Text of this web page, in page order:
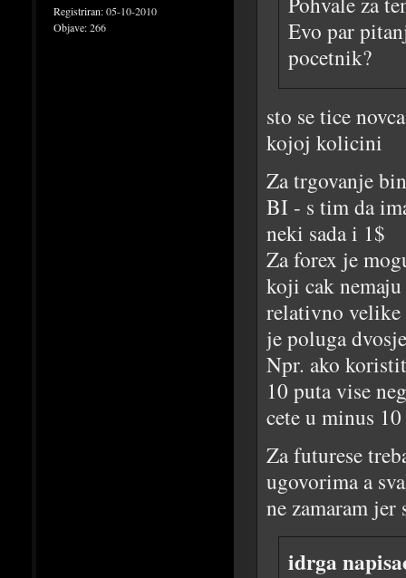
Registriran:05-10-2010
Objave:266
Evo par
pocetnik?
sto se tice
kojoj kolicini
Za trgovanje
BI - s tim da
neki sada i 1$
Za forex je
koji cak
relativno velike
je poluga
Npr. ako
10 puta vise
cete u minus
Za futurese
ugovorima a
ne zamaram
idrga